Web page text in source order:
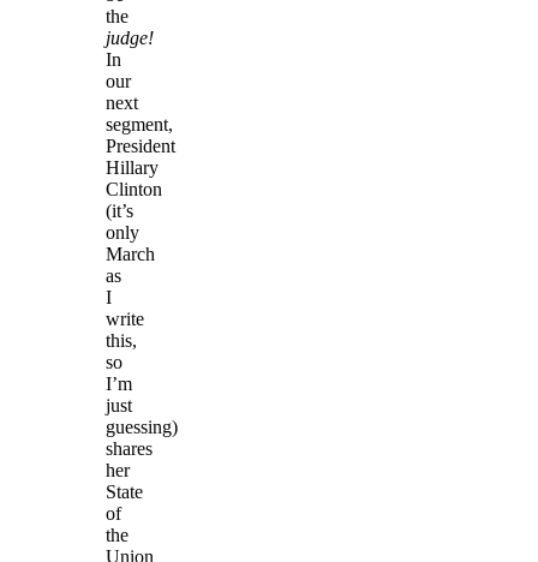
the
judge!
In
our
next
segment,
President
Hillary
Clinton
(it’s
only
March
as
I
write
this,
so
I’m
just
guessing)
shares
her
State
of
the
Union